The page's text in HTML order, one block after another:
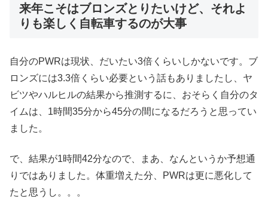
来年こそはブロンズとりたいけど、それよ
りも楽しく自転車するのが大事
自分のPWRは現状、だいたい3倍くらいしかないです。ブ
ロンズには3.3倍くらい必要という話もありましたし、ヤ
ビツやハルヒルの結果から推測するに、おそらく自分のタ
イムは、1時間35分から45分の間になるだろうと思ってい
ました。
で、結果が1時間42分なので、まあ、なんというか予想通
りではありました。体重増えた分、PWRは更に悪化して
たと思うし。。。